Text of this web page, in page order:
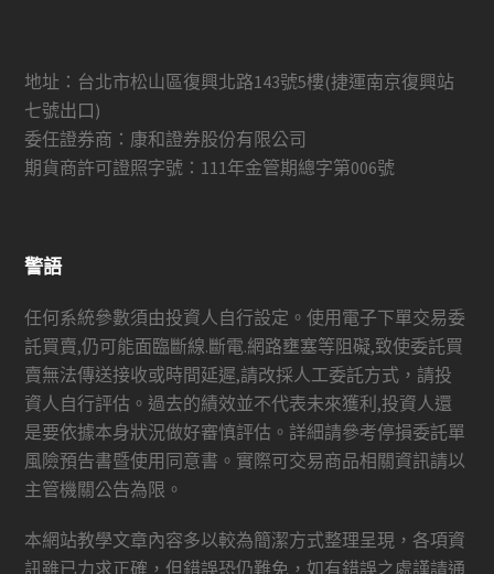
地址：台北市松山區復興北路143號5樓(捷運南京復興站
七號出口)
委任證券商：康和證券股份有限公司
期貨商許可證照字號：111年金管期總字第006號
警語
任何系統參數須由投資人自行設定。使用電子下單交易委
託買賣,仍可能面臨斷線.斷電.網路壅塞等阻礙,致使委託買
賣無法傳送接收或時間延遲,請改採人工委託方式，請投
資人自行評估。過去的績效並不代表未來獲利,投資人還
是要依據本身狀況做好審慎評估。詳細請參考停損委託單
風險預告書暨使用同意書。實際可交易商品相關資訊請以
主管機關公告為限。
本網站教學文章內容多以較為簡潔方式整理呈現，各項資
訊雖已力求正確，但錯誤恐仍難免，如有錯誤之處謹請通